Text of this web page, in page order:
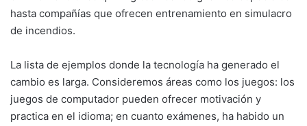
hasta compañías que ofrecen entrenamiento en simulacro
de incendios.
La lista de ejemplos donde la tecnología ha generado el
cambio es larga. Consideremos áreas como los juegos: los
juegos de computador pueden ofrecer motivación y
practica en el idioma; en cuanto exámenes, ha habido un